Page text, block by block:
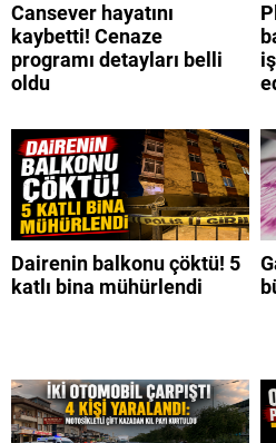
Cansever hayatını
kaybetti! Cenaze
programı detayları belli
oldu
Dairenin balkonu çöktü! 5
katlı bina mühürlendi